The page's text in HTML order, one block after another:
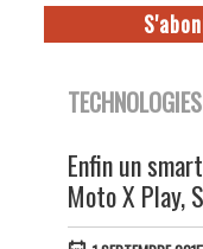
TECHNOLOGIES
Enfin un
Moto X Play,